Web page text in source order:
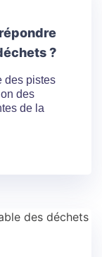
?
des pistes
des
de la